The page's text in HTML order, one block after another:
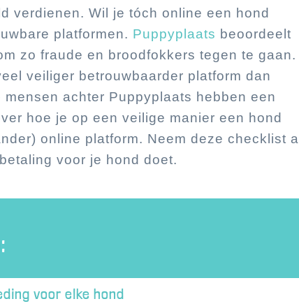
verdienen. Wil je tóch online een hond
platformen. Puppyplaats beoordeelt
zo fraude en broodfokkers tegen te gaan.
veiliger betrouwbaarder platform dan
achter Puppyplaats hebben een
hoe je op een veilige manier een hond
online platform. Neem deze checklist al
voor je hond doet.
voor elke hond